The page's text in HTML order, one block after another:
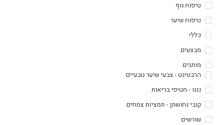
טיפוח גוף
טיפוח שיער
כללי
מבצעים
מותגים
הרבטינט - צבעי שיער טבעיים
נוגו - חטיפי בריאות
קובי נחושתן - תמציות צמחים
שורשים